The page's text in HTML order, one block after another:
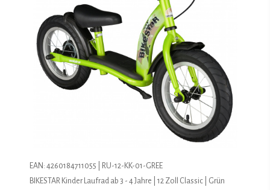
EAN: 4260184711055 | RU-12-KK-01-GREE
BIKESTAR Kinder Laufrad ab 3 - 4 Jahre | 12 Zoll Classic | Grün